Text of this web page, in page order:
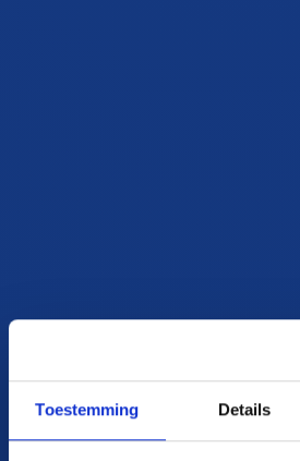
Toestemming Details